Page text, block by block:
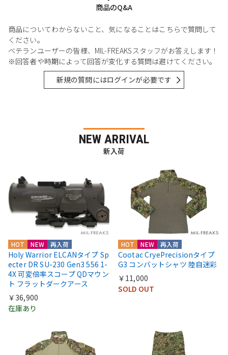
商品のQ&A
商品についてわからないこと、気になることはこちらで質問して
ください。
ベテランユーザーの皆様、MIL-FREAKSスタッフがお答えします！
※回答者や時期によって回答が変化する質問は避けてください。
新規の質問にはログインが必要です
NEW ARRIVAL
新入荷
HOT NEW 再入荷
Holy Warrior ELCANタイプ Sp
ecter DR SU-230 Gen3 556 1-
4X 可変倍率スコープ QDマウン
ト フラットダークアース
￥36,900
在庫あり
HOT NEW 再入荷
Cootac CryePrecisionタイプ
G3 コンバットシャツ 陸自迷彩
￥11,000
SOLD OUT